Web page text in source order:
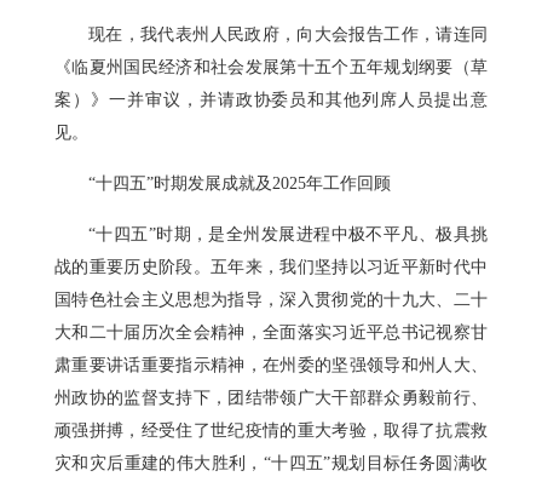
现在，我代表州人民政府，向大会报告工作，请连同
《临夏州国民经济和社会发展第十五个五年规划纲要（草
案）》一并审议，并请政协委员和其他列席人员提出意
见。
“十四五”时期发展成就及2025年工作回顾
“十四五”时期，是全州发展进程中极不平凡、极具挑
战的重要历史阶段。五年来，我们坚持以习近平新时代中
国特色社会主义思想为指导，深入贯彻党的十九大、二十
大和二十届历次全会精神，全面落实习近平总书记视察甘
肃重要讲话重要指示精神，在州委的坚强领导和州人大、
州政协的监督支持下，团结带领广大干部群众勇毅前行、
顽强拼搏，经受住了世纪疫情的重大考验，取得了抗震救
灾和灾后重建的伟大胜利，“十四五”规划目标任务圆满收